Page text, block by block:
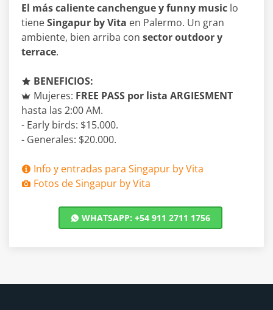
El más caliente canchengue y funny music lo
tieneSingapur by Vita en Palermo. Un gran
ambiente, bien arriba con sector outdoor y
terrace.
BENEFICIOS:
Mujeres: FREE PASS por lista ARGIESMENT
hasta las 2:00 AM.
- Early birds: $15.000.
- Generales: $20.000.
Info y entradas para Singapur by Vita
Fotos de Singapur by Vita
WHATSAPP: +54 911 2711 1756